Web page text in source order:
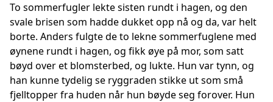
To sommerfugler lekte sisten rundt i hagen, og den
svale brisen som hadde dukket opp nå og da, var helt
borte. Anders fulgte de to lekne sommerfuglene med
øynene rundt i hagen, og fikk øye på mor, som satt
bøyd over et blomsterbed, og lukte. Hun var tynn, og
han kunne tydelig se ryggraden stikke ut som små
fjelltopper fra huden når hun bøyde seg forover. Hun